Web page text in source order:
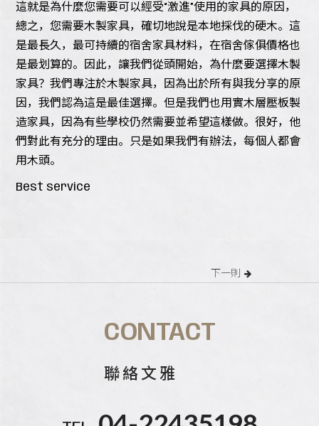
這就是為什麼您需要可以經受“激進”使用的家具的原因，
總之，您需要木製家具，確切地說是本地採伐的硬木。這
是最長久，最可持續的宿舍家具材料，在宿舍傢俱價格也
是最划算的。因此，讓我們從頭開始，為什麼要選擇木製
家具？我們專注於木製家具，因為出於所有與我分享的原
因，我們認為這是最佳選擇。但是我們也用實木層壓板製
造家具，因為有些學校仍然需要並希望這樣做。很好，他
們對此有充分的理由。只是如果我們有辦法，每個人都會
用木頭。
Best service
下一則
CONTACT
聯絡文雅